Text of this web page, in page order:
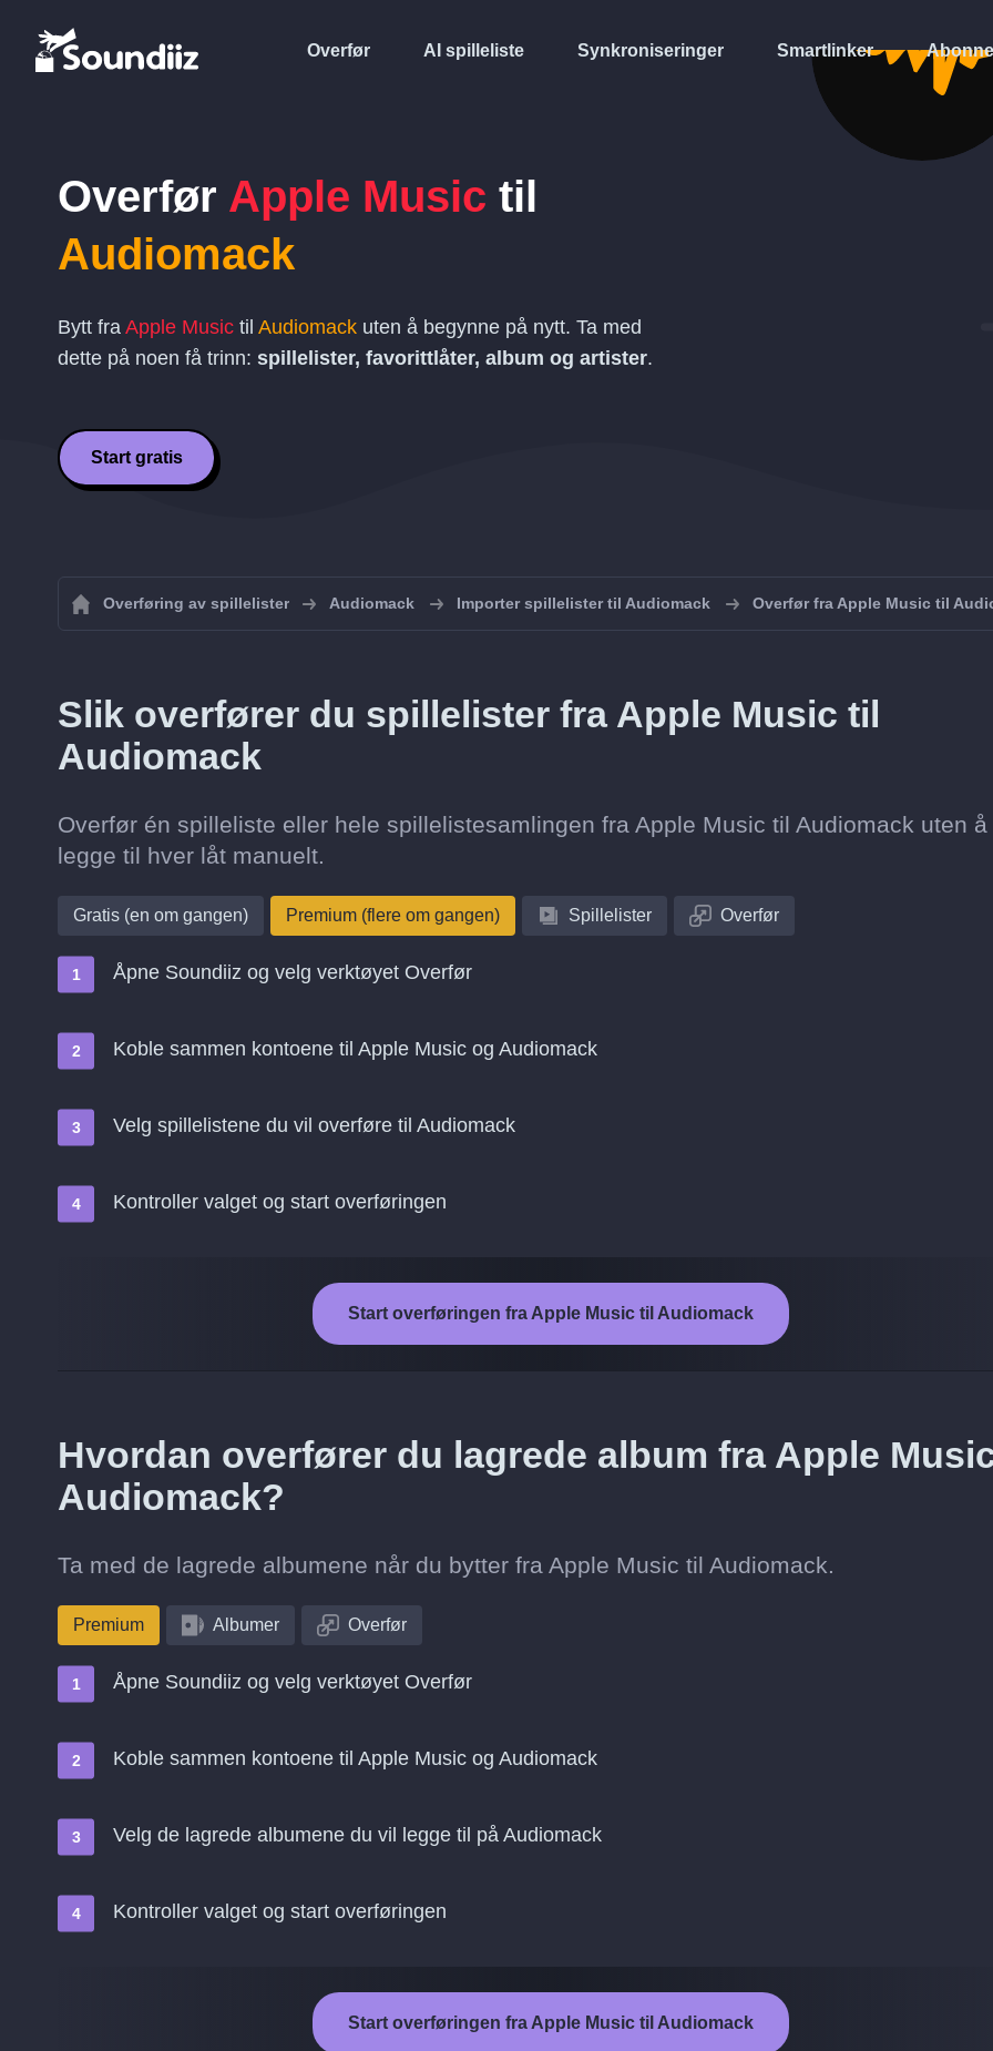
Overfør AI spilleliste Synkroniseringer Smartlinker
Overfør Apple Music til
Audiomack
Bytt fra Apple Music til Audiomack uten å begynne på nytt. Ta med
dette på noen få trinn: spillelister, favorittlåter, album og artister.
Start gratis
Overføring av spillelister Audiomack Importer spillelister til Audiomack Overfør fra Apple Music til
Slik overfører du spillelister fra Apple Music til
Audiomack
Overfør én spilleliste eller hele spillelistesamlingen fra Apple Music til Audiomack uten å
legge til hver låt manuelt.
Gratis (en om gangen) Premium (flere om gangen) Spillelister Overfør
Åpne Soundiiz og velg verktøyet Overfør
Koble sammen kontoene til Apple Music og Audiomack
Velg spillelistene du vil overføre til Audiomack
Kontroller valget og start overføringen
Start overføringen fra Apple Music til Audiomack
Hvordan overfører du lagrede album fra Apple
Audiomack?
Ta med de lagrede albumene når du bytter fra Apple Music til Audiomack.
Premium Albumer Overfør
Åpne Soundiiz og velg verktøyet Overfør
Koble sammen kontoene til Apple Music og Audiomack
Velg de lagrede albumene du vil legge til på Audiomack
Kontroller valget og start overføringen
Start overføringen fra Apple Music til Audiomack